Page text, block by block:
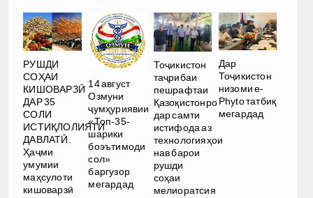
РУШДИ
СОҲАИ
КИШОВАРЗӢ
ДАР 35
СОЛИ
ИСТИҚЛОЛИЯТИ
ДАВЛАТӢ.
Ҳаҷми
умумии
маҳсулоти
кишоварзӣ
14 август
Озмуни
ҷумҳуриявии
«Топ-35-
шарики
боэътимоди
сол»
баргузор
мегардад
Тоҷикистон
таҷрибаи
пешрафтаи
Қазоқистонро
дар самти
истифода аз
технологияҳои
нав барои
рушди
соҳаи
мелиоратсия
Дар
Тоҷикистон
низоми e-
Phyto татбиқ
мегардад